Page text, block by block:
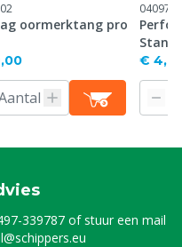
oormerktang pro
0409716
€ 4,61
339787of stuur een mail